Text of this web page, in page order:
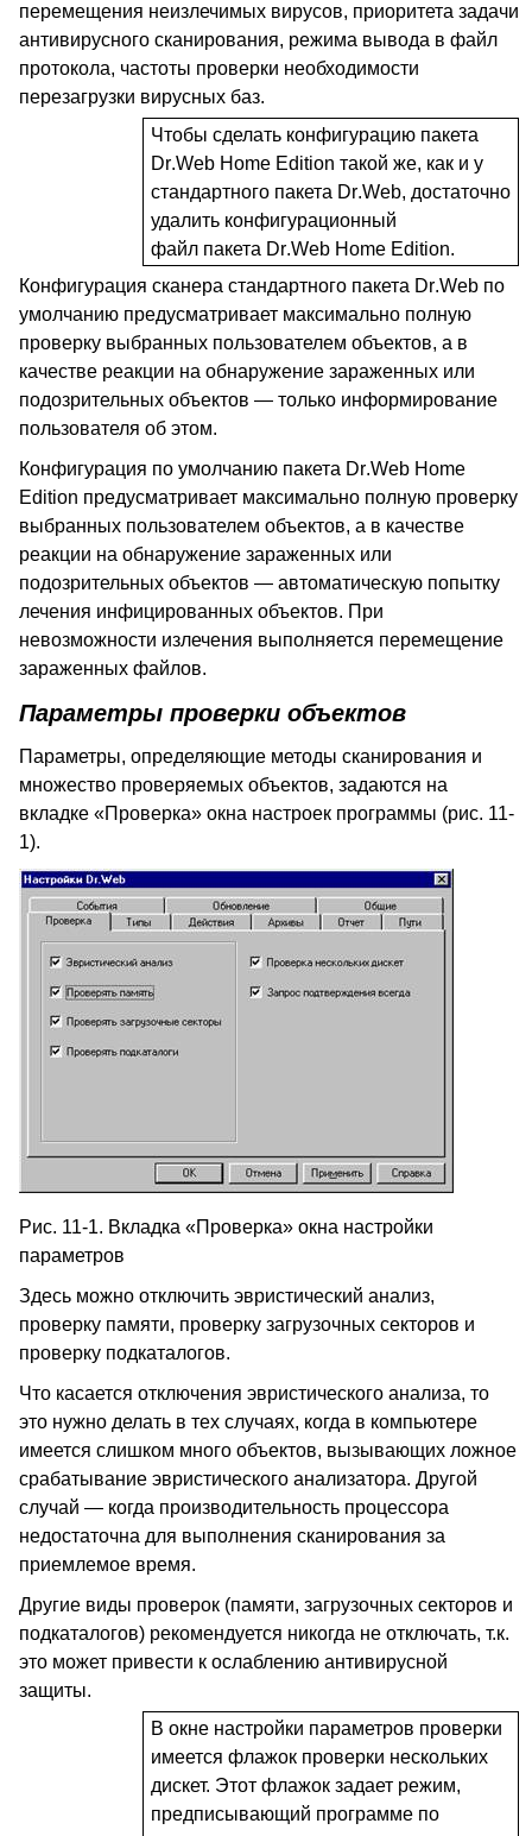
перемещения неизлечимых вирусов, приоритета задачи
антивирусного сканирования, режима вывода в файл
протокола, частоты проверки необходимости
перезагрузки вирусных баз.
Чтобы сделать конфигурацию пакета
Dr.WebHome Edition такой же, как и у
стандартного пакета Dr.Web, достаточно
удалить конфигурационный
файл пакета Dr.Web Home Edition.
Конфигурация сканера стандартного пакета Dr.Web по
умолчанию предусматривает максимально полную
проверку выбранных пользователем объектов, а в
качестве реакции на обнаружение зараженных или
подозрительных объектов — только информирование
пользователя об этом.
Конфигурация по умолчанию пакета Dr.Web Home
Edition предусматривает максимально полную проверку
выбранных пользователем объектов, а в качестве
реакции на обнаружение зараженных или
подозрительных объектов — автоматическую попытку
лечения инфицированных объектов. При
невозможности излечения выполняется перемещение
зараженных файлов.
Параметры проверки объектов
Параметры, определяющие методы сканирования и
множество проверяемых объектов, задаются на
вкладке «Проверка» окна настроек программы (рис. 11-
1).
Рис. 11-1. Вкладка «Проверка» окна настройки
параметров
Здесь можно отключить эвристический анализ,
проверку памяти, проверку загрузочных секторов и
проверку подкаталогов.
Что касается отключения эвристического анализа, то
это нужно делать в тех случаях, когда в компьютере
имеется слишком много объектов, вызывающих ложное
срабатывание эвристического анализатора. Другой
случай — когда производительность процессора
недостаточна для выполнения сканирования за
приемлемое время.
Другие виды проверок (памяти, загрузочных секторов и
подкаталогов) рекомендуется никогда не отключать, т.к.
это может привести к ослаблению антивирусной
защиты.
В окне настройки параметров проверки
имеется флажок проверки нескольких
дискет. Этот флажок задает режим,
предписывающий программе по